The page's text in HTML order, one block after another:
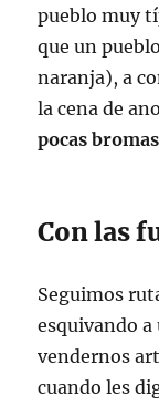
pueblo muy
que un
naranja), a
la cena de
pocas bromas
Con las
Seguimos
esquivando
vendernos
cuando les